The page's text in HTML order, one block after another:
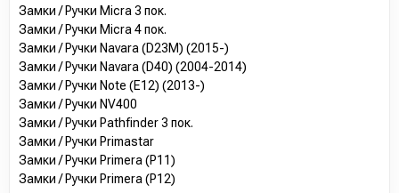
Замки / Ручки Micra 3 пок.
Замки / Ручки Micra 4 пок.
Замки / Ручки Navara (D23M) (2015-)
Замки / Ручки Navara (D40) (2004-2014)
Замки / Ручки Note (E12) (2013-)
Замки / Ручки NV400
Замки / Ручки Pathfinder 3 пок.
Замки / Ручки Primastar
Замки / Ручки Primera (P11)
Замки / Ручки Primera (P12)